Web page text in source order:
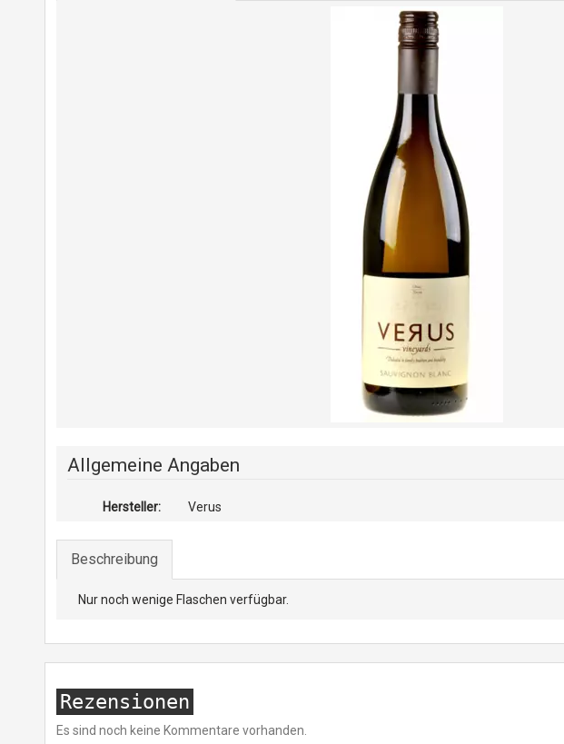
Allgemeine Angaben
Hersteller: Verus
Beschreibung
Nur noch wenige Flaschen verfügbar.
Rezensionen
Es sind noch keine Kommentare vorhanden.